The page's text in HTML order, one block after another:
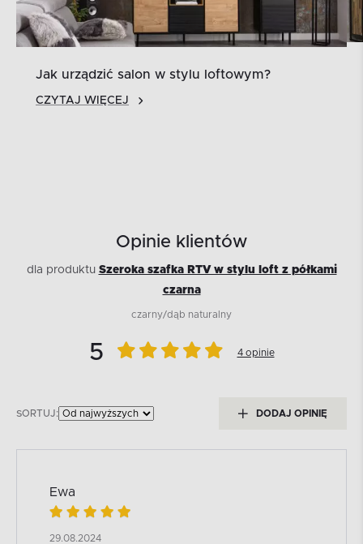
Jak urządzić salon w stylu loftowym?
CZYTAJ WIĘCEJ
Opinie klientów
dla produktu Szeroka szafka RTV w stylu loft z półkami
czarna
czarny/dąb naturalny
5 4 opinie
SORTUJ: DODAJ OPINIĘ
Ewa
29.08.2024